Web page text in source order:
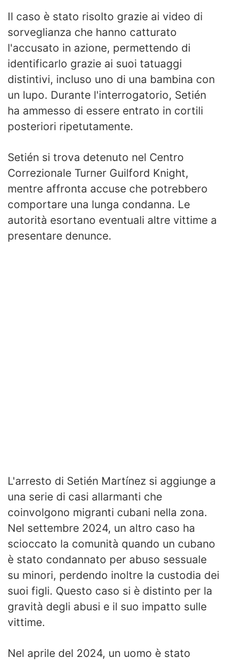
Il caso è stato risolto grazie ai video di
sorveglianza che hanno catturato
l'accusato in azione, permettendo di
identificarlo grazie ai suoi tatuaggi
distintivi, incluso uno di una bambina con
un lupo. Durante l'interrogatorio, Setién
ha ammesso di essere entrato in cortili
posteriori ripetutamente.
Setién si trova detenuto nel Centro
Correzionale Turner Guilford Knight,
mentre affronta accuse che potrebbero
comportare una lunga condanna. Le
autorità esortano eventuali altre vittime a
presentare denunce.
L'arresto di Setién Martínez si aggiunge a
una serie di casi allarmanti che
coinvolgono migranti cubani nella zona.
Nel settembre 2024, un altro caso ha
scioccato la comunità quando un cubano
è stato condannato per abuso sessuale
su minori, perdendo inoltre la custodia dei
suoi figli. Questo caso si è distinto per la
gravità degli abusi e il suo impatto sulle
vittime.
Nel aprile del 2024, un uomo è stato